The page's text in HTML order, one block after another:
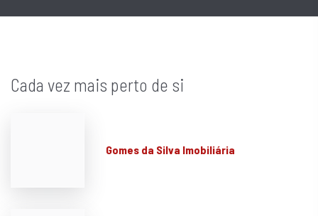
Cada vez mais perto de si
Gomes da Silva Imobiliária